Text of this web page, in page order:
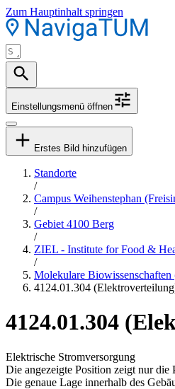
Zum Hauptinhalt springen
Einstellungsmenü öffnen
Erstes Bild hinzufügen
Standorte
/
Campus Weihenstephan
/
Gebiet 4100 Berg
/
ZIEL - Institute for Food &
/
Molekulare
4124.01.304
4124.01.304
Elektrische Stromversorgung
Die angezeigte Position zeigt nur die
Die genaue Lage innerhalb des